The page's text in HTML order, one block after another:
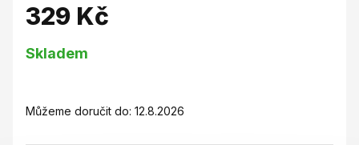
329 Kč
cena:
Skladem
Můžeme doručit do: 12.8.2026